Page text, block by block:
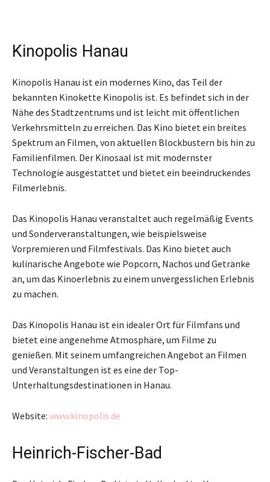
Kinopolis Hanau
Kinopolis Hanau ist ein modernes Kino, das Teil der
bekannten Kinokette Kinopolis ist. Es befindet sich in der
Nähe des Stadtzentrums und ist leicht mit öffentlichen
Verkehrsmitteln zu erreichen. Das Kino bietet ein breites
Spektrum an Filmen, von aktuellen Blockbustern bis hin zu
Familienfilmen. Der Kinosaal ist mit modernster
Technologie ausgestattet und bietet ein beeindruckendes
Filmerlebnis.
Das Kinopolis Hanau veranstaltet auch regelmäßig Events
und Sonderveranstaltungen, wie beispielsweise
Vorpremieren und Filmfestivals. Das Kino bietet auch
kulinarische Angebote wie Popcorn, Nachos und Getränke
an, um das Kinoerlebnis zu einem unvergesslichen Erlebnis
zu machen.
Das Kinopolis Hanau ist ein idealer Ort für Filmfans und
bietet eine angenehme Atmosphäre, um Filme zu
genießen. Mit seinem umfangreichen Angebot an Filmen
und Veranstaltungen ist es eine der Top-
Unterhaltungsdestinationen in Hanau.
Website: www.kinopolis.de
Heinrich-Fischer-Bad